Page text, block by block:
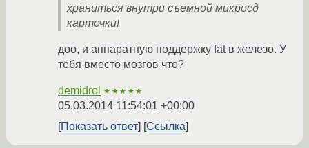
храниться внутри съемной микросд
карточки!
доо, и аппаратную поддержку fat в железо. У
тебя вместо мозгов что?
demidrol ★★★★★
05.03.2014 11:54:01 +00:00
Показать ответ
Ссылка